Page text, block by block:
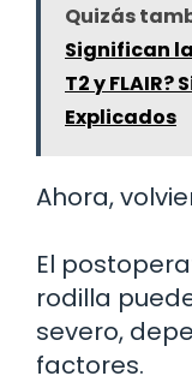
Quizás
Significan
T2 y
Explicados
Ahora,
El
rodilla
severo,
factores.